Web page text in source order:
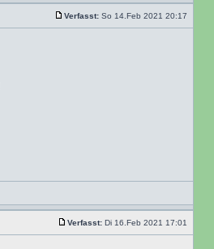
Verfasst: So 14.Feb 2021 20:17
Verfasst: Di 16.Feb 2021 17:01